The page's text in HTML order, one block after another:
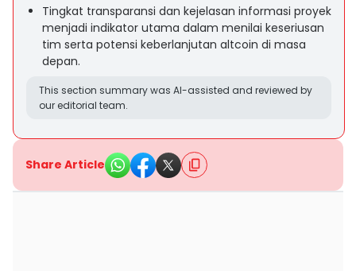
Tingkat transparansi dan kejelasan informasi proyek
menjadi indikator utama dalam menilai keseriusan
tim serta potensi keberlanjutan altcoin di masa
depan.
This section summary was AI-assisted and reviewed by
our editorial team.
Share Article